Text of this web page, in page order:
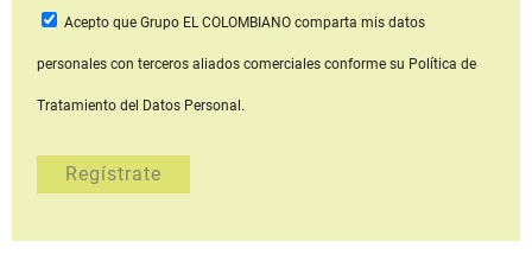
Acepto que Grupo EL COLOMBIANOcomparta mis datos
personales con terceros aliados comerciales conforme su Política de
Tratamiento del Datos Personal.